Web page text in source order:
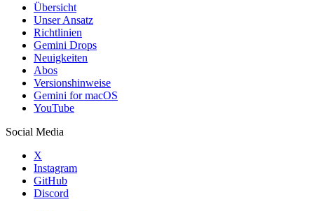
Übersicht
Unser Ansatz
Richtlinien
Gemini Drops
Neuigkeiten
Abos
Versionshinweise
Gemini for macOS
YouTube
Social Media
X
Instagram
GitHub
Discord